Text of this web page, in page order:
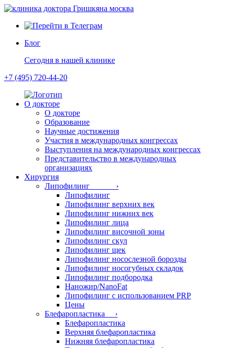
Блог
Сегодня в нашей клинике
+7 (495) 720-44-20
О докторе
О докторе
Образование
Научные достижения
Участия в международных конгрессах
Выступления на международных конгрессах
Представительство в международных
организациях
Хирургия
Липофилинг ›
Липофилинг
Липофилинг верхних век
Липофилинг нижних век
Липофилинг лица
Липофилинг височной зоны
Липофилинг скул
Липофилинг щек
Липофилинг носослезной борозды
Липофилинг носогубных складок
Липофилинг подбородка
Наножир/NanoFat
Липофилинг с использованием PRP
Цены
Блефаропластика ›
Блефаропластика
Верхняя блефаропластика
Нижняя блефаропластика